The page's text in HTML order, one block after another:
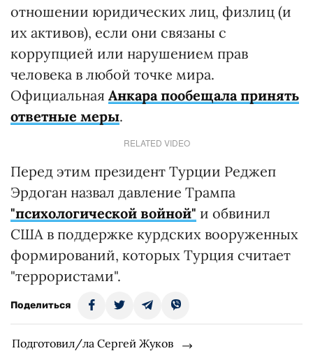
отношении юридических лиц, физлиц (и
их активов), если они связаны с
коррупцией или нарушением прав
человека в любой точке мира.
Официальная Анкара пообещала принять
ответные меры.
RELATED VIDEO
Перед этим президент Турции Реджеп
Эрдоган назвал давление Трампа
"психологической войной" и обвинил
США в поддержке курдских вооруженных
формирований, которых Турция считает
"террористами".
Поделиться
Подготовил/ла Сергей Жуков